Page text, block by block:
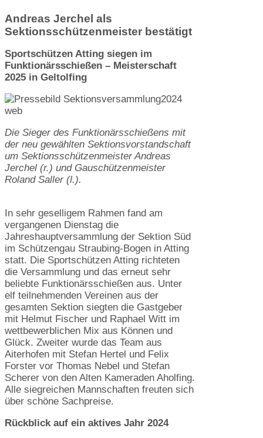
Andreas Jerchel als
Sektionsschützenmeister bestätigt
Sportschützen Atting siegen im
Funktionärsschießen – Meisterschaft
2025 in Geltolfing
Die Sieger des Funktionärsschießens mit
der neu gewählten Sektionsvorstandschaft
um Sektionsschützenmeister Andreas
Jerchel (r.) und Gauschützenmeister
Roland Saller (l.).
In sehr geselligem Rahmen fand am
vergangenen Dienstag die
Jahreshauptversammlung der Sektion Süd
im Schützengau Straubing-Bogen in Atting
statt. Die Sportschützen Atting richteten
die Versammlung und das erneut sehr
beliebte Funktionärsschießen aus. Unter
elf teilnehmenden Vereinen aus der
gesamten Sektion siegten die Gastgeber
mit Helmut Fischer und Raphael Witt im
wettbewerblichen Mix aus Können und
Glück. Zweiter wurde das Team aus
Aiterhofen mit Stefan Hertel und Felix
Forster vor Thomas Nebel und Stefan
Scherer von den Alten Kameraden Aholfing.
Alle siegreichen Mannschaften freuten sich
über schöne Sachpreise.
Rückblick auf ein aktives Jahr 2024